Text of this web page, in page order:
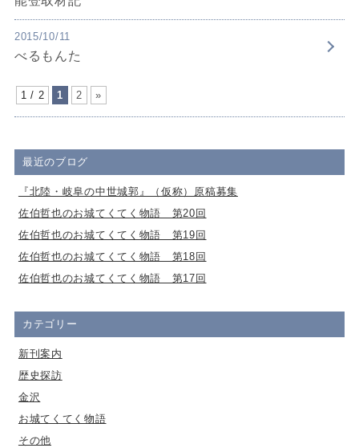
2015/10/11
べるもんた
1 / 2 1 2 »
最近のブログ
『北陸・岐阜の中世城郭』（仮称）原稿募集
佐伯哲也のお城てくてく物語 第20回
佐伯哲也のお城てくてく物語 第19回
佐伯哲也のお城てくてく物語 第18回
佐伯哲也のお城てくてく物語 第17回
カテゴリー
新刊案内
歴史探訪
金沢
お城てくてく物語
その他